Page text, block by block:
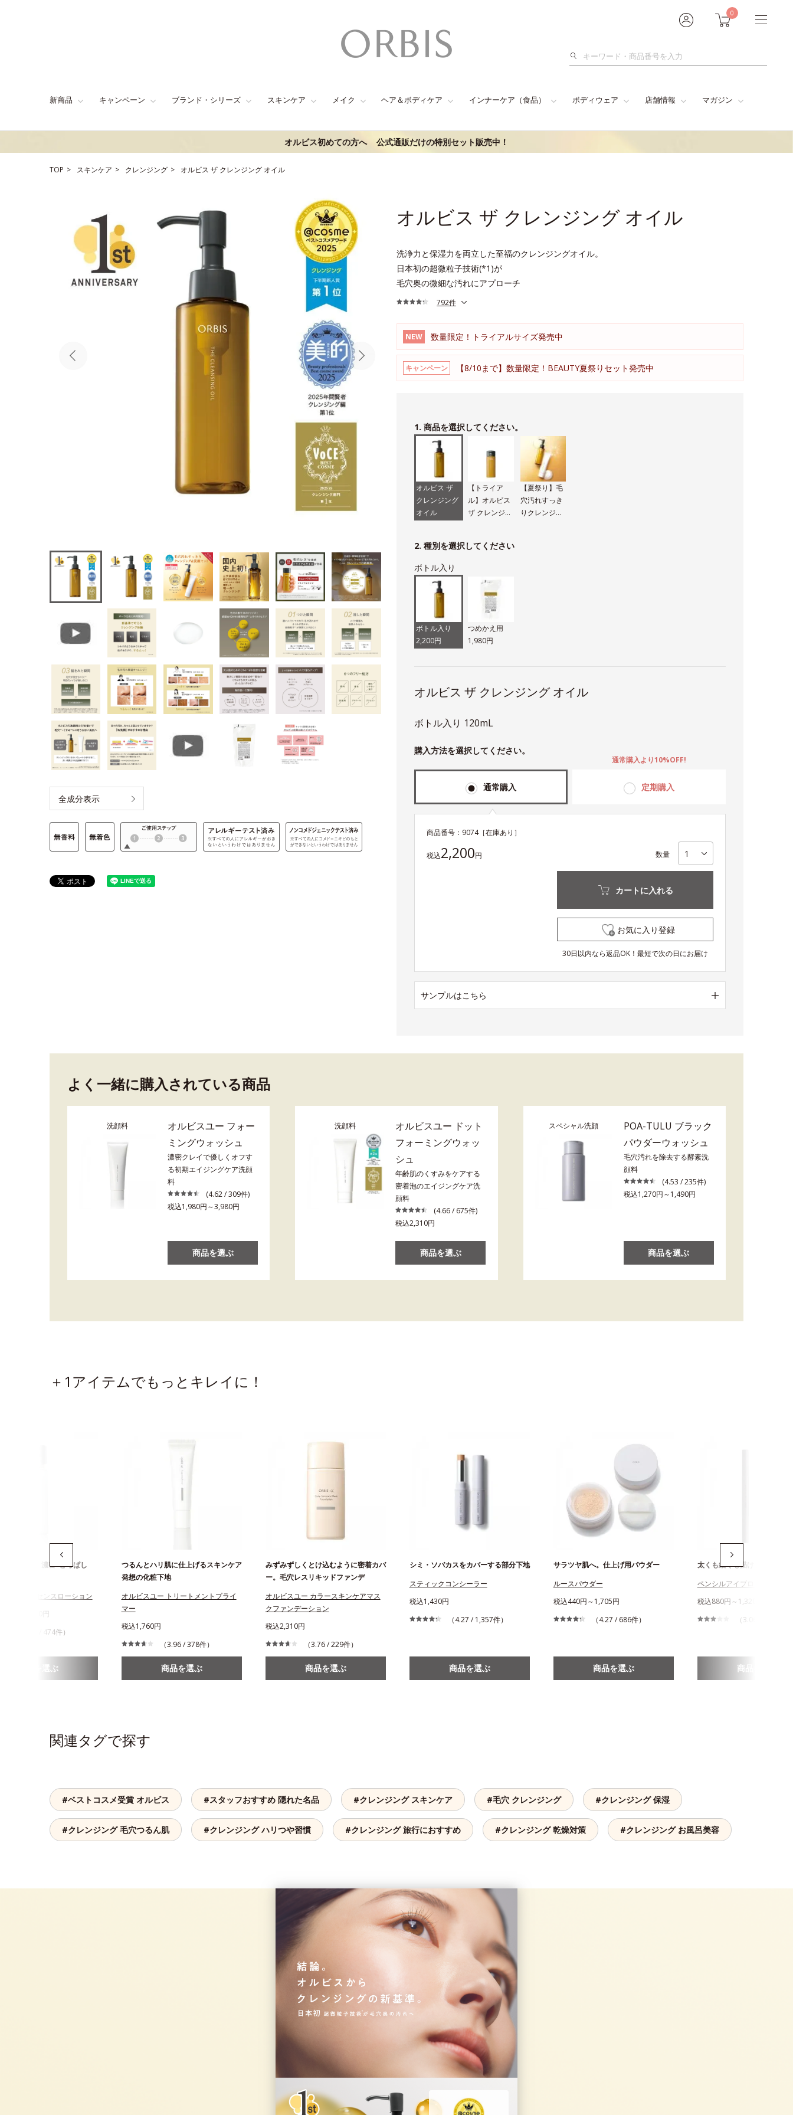
0
検
新商品 キャンペーン ブランド・シリーズ スキンケア メイク ヘア＆ボディケア インナーケア（食品） ボディウェア 店舗情報 マガジン
オルビス初めての方へ 公式通販だけの特別セット販売中！
TOP スキンケア クレンジング オルビス ザ クレンジング オイル
オルビス ザ クレンジング オイル
洗浄力と保湿力を両立した至福のクレンジングオイル。
日本初の超微粒子技術(*1)が
毛穴奥の微細な汚れにアプローチ
792件
NEW 数量限定！トライアルサイズ発売中
キャンペーン 【8/10まで】数量限定！BEAUTY夏祭りセット発売中
全成分表示
1. 商品を選択してください。
オルビス ザ
クレンジング
オイル
【トライア
ル】オルビス
ザ クレンジン
【夏祭り】毛
穴汚れすっき
りクレンジン
2. 種別を選択してください
ボトル入り
ボトル入り
2,200円
つめかえ用
1,980円
オルビス ザ クレンジング オイル
ボトル入り 120mL
購入方法を選択してください。
通常購入 定期購入
通常購入より10%OFF!
商品番号： 9074［在庫あり］
税込2,200円 数量
カートに入れる
お気に入り登録
30日以内なら返品OK！最短で次の日にお届け
サンプルはこちら
よく一緒に購入されている商品
洗顔料
オルビスユー フォー
ミングウォッシュ
濃密クレイで優しくオフす
る初期エイジングケア洗顔
料
(4.62 / 309件)
税込1,980円～3,980円
商品を選ぶ
洗顔料
オルビスユー ドット
フォーミングウォッ
シュ
年齢肌のくすみをケアする
密着泡のエイジングケア洗
顔料
(4.66 / 675件)
税込2,310円
商品を選ぶ
スペシャル洗顔
POA-TULU ブラック
パウダーウォッシュ
毛穴汚れを除去する酵素洗
顔料
(4.53 / 235件)
税込1,270円～1,490円
商品を選ぶ
＋1アイテムでもっとキレイに！
を届ける、濃密"とろぱし
ユー エッセンスローション
円～2,970円
（4.49 / 474件）
商品を選ぶ
つるんとハリ肌に仕上げるスキンケア
発想の化粧下地
オルビスユー トリートメントプライ
マー
税込1,760円
（3.96 / 378件）
商品を選ぶ
みずみずしくとけ込むように密着カバ
ー。毛穴レスリキッドファンデ
オルビスユー カラースキンケアマス
クファンデーション
税込2,310円
（3.76 / 229件）
商品を選ぶ
シミ・ソバカスをカバーする部分下地
スティックコンシーラー
税込1,430円
（4.27 / 1,357件）
商品を選ぶ
サラツヤ肌へ。仕上げ用パウダー
ルースパウダー
税込440円～1,705円
（4.27 / 686件）
商品を選ぶ
太くも細くも描けるアイブロ
ペンシルアイブローN
税込880円～1,320円
（3.06 / 879件）
商品を選ぶ
関連タグで探す
#ベストコスメ受賞 オルビス #スタッフおすすめ 隠れた名品 #クレンジング スキンケア #毛穴 クレンジング #クレンジング 保湿
#クレンジング 毛穴つるん肌 #クレンジング ハリつや習慣 #クレンジング 旅行におすすめ #クレンジング 乾燥対策 #クレンジング お風呂美容